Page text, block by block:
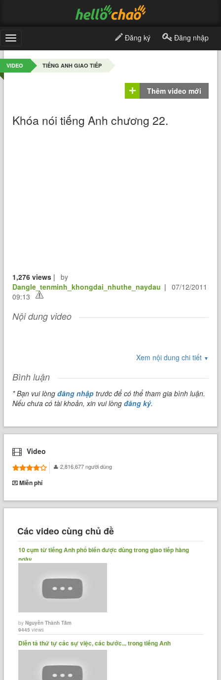
Toggle
navigation
Đăng ký Đăng nhập
VIDEO TIẾNG ANH GIAO TIẾP
Thêm video mới
Khóa nói tiếng Anh chương 22.
1,276 views |
by
Dangle_tenminh_khongdai_nhuthe_naydau |
07/12/2011
09:13
Nội dung video
Xem nội dung chi tiết ▼
Bình luận
* Bạn vui lòngđăng nhập trước để có thể tham gia bình luận.
Nếu chưa có tài khoản, xin vui lòngđăng ký.
Video
2,816,677 người dùng
Miễn phí
Các video cùng chủ đề
10 cụm từ tiếng Anh phổ biến được dùng trong giao tiếp hàng
ngày
byNguyễn Thành Tâm
9445 views
Diễn tả thứ tự các sự việc, các bước... trong tiếng Anh